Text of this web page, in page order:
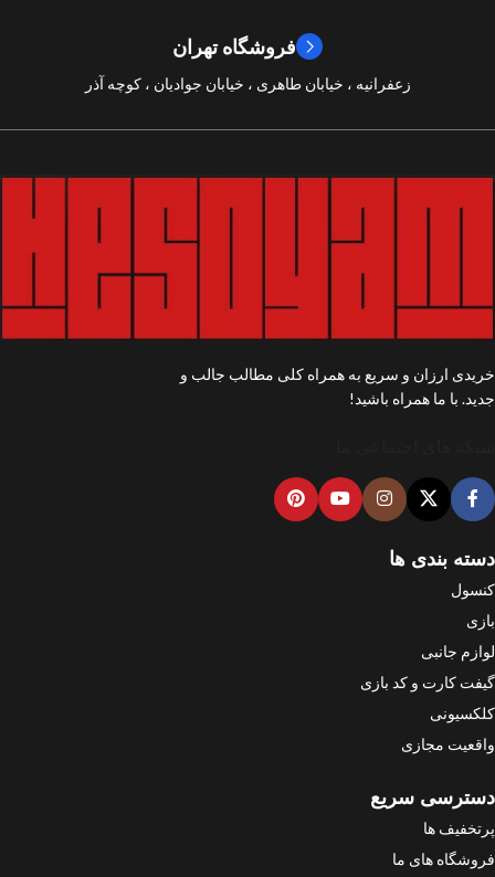
فروشگاه تهران
زعفرانیه ، خیابان طاهری ، خیابان جوادیان ، کوچه آذر
خریدی ارزان و سریع به همراه کلی مطالب جالب و
جدید. با ما همراه باشید!
دسته بندی ها
کنسول
بازی
لوازم جانبی
گیفت کارت و کد بازی
کلکسیونی
واقعیت مجازی
دسترسی سریع
پرتخفیف ها
فروشگاه های ما